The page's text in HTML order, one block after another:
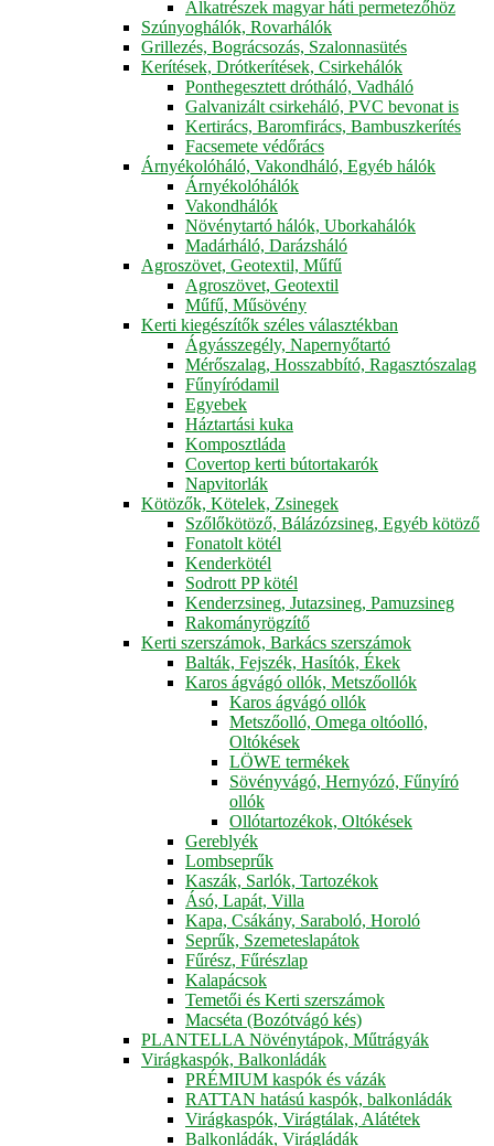
Alkatrészek magyar háti permetezőhöz
Szúnyoghálók, Rovarhálók
Grillezés, Bográcsozás, Szalonnasütés
Kerítések, Drótkerítések, Csirkehálók
Ponthegesztett drótháló, Vadháló
Galvanizált csirkeháló, PVC bevonat is
Kertirács, Baromfirács, Bambuszkerítés
Facsemete védőrács
Árnyékolóháló, Vakondháló, Egyéb hálók
Árnyékolóhálók
Vakondhálók
Növénytartó hálók, Uborkahálók
Madárháló, Darázsháló
Agroszövet, Geotextil, Műfű
Agroszövet, Geotextil
Műfű, Műsövény
Kerti kiegészítők széles választékban
Ágyásszegély, Napernyőtartó
Mérőszalag, Hosszabbító, Ragasztószalag
Fűnyíródamil
Egyebek
Háztartási kuka
Komposztláda
Covertop kerti bútortakarók
Napvitorlák
Kötözők, Kötelek, Zsinegek
Szőlőkötöző, Bálázózsineg, Egyéb kötöző
Fonatolt kötél
Kenderkötél
Sodrott PP kötél
Kenderzsineg, Jutazsineg, Pamuzsineg
Rakományrögzítő
Kerti szerszámok, Barkács szerszámok
Balták, Fejszék, Hasítók, Ékek
Karos ágvágó ollók, Metszőollók
Karos ágvágó ollók
Metszőolló, Omega oltóolló,
Oltókések
LÖWE termékek
Sövényvágó, Hernyózó, Fűnyíró
ollók
Ollótartozékok, Oltókések
Gereblyék
Lombseprűk
Kaszák, Sarlók, Tartozékok
Ásó, Lapát, Villa
Kapa, Csákány, Saraboló, Horoló
Seprűk, Szemeteslapátok
Fűrész, Fűrészlap
Kalapácsok
Temetői és Kerti szerszámok
Macséta (Bozótvágó kés)
PLANTELLA Növénytápok, Műtrágyák
Virágkaspók, Balkonládák
PRÉMIUM kaspók és vázák
RATTAN hatású kaspók, balkonládák
Virágkaspók, Virágtálak, Alátétek
Balkonládák, Virágládák